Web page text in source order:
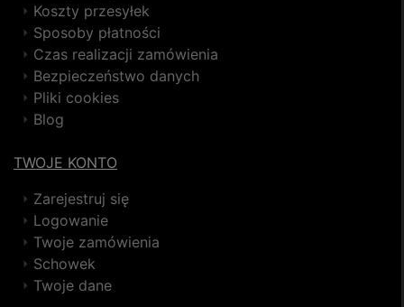
Koszty przesyłek
Sposoby płatności
Czas realizacji zamówienia
Bezpieczeństwo danych
Pliki cookies
Blog
TWOJE KONTO
Zarejestruj się
Logowanie
Twoje zamówienia
Schowek
Twoje dane